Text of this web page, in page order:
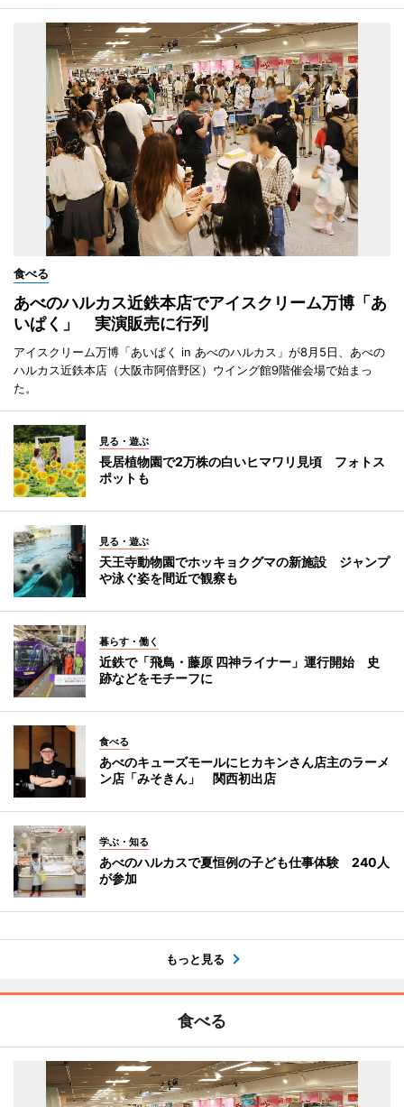
食べる
あべのハルカス近鉄本店でアイスクリーム万博「あ
いぱく」 実演販売に行列
アイスクリーム万博「あいぱく in あべのハルカス」が8月5日、あべの
ハルカス近鉄本店（大阪市阿倍野区）ウイング館9階催会場で始まっ
た。
見る・遊ぶ
長居植物園で2万株の白いヒマワリ見頃 フォトス
ポットも
見る・遊ぶ
天王寺動物園でホッキョクグマの新施設 ジャンプ
や泳ぐ姿を間近で観察も
暮らす・働く
近鉄で「飛鳥・藤原 四神ライナー」運行開始 史
跡などをモチーフに
食べる
あべのキューズモールにヒカキンさん店主のラーメ
ン店「みそきん」 関西初出店
学ぶ・知る
あべのハルカスで夏恒例の子ども仕事体験 240人
が参加
もっと見る
食べる